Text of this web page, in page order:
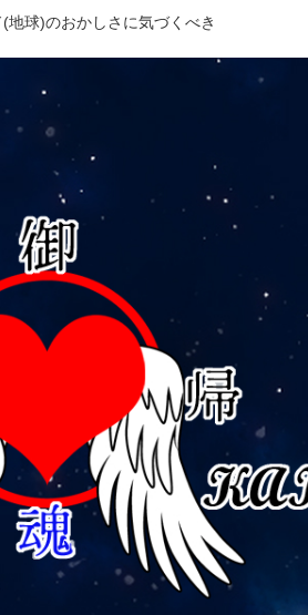
地球)のおかしさに気づくべき